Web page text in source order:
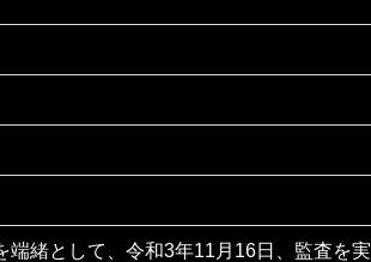
端緒として、令和3年11月16日、監査を実